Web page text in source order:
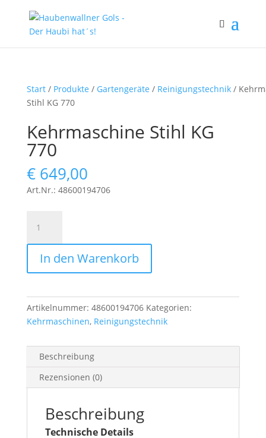
Start/ Produkte / Gartengeräte / Reinigungstechnik/
Stihl KG 770
Kehrmaschine Stihl KG
770
€649,00
Art.Nr.: 48600194706
Stihl
KG
Menge
In den Warenkorb
Artikelnummer: 48600194706 Kategorien:
Kehrmaschinen, Reinigungstechnik
Beschreibung
Rezensionen (0)
Beschreibung
Technische Details